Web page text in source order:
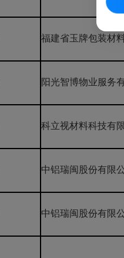
福建省玉牌包装材
阳光智博物业服务
科立视材料科技有
中铝瑞闽股份有限
中铝瑞闽股份有限